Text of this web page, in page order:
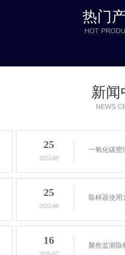
热门
HOT
新闻
NEWS
25
2022-09
一氧化碳密
25
2022-09
取样器使用
16 聚焦监测取